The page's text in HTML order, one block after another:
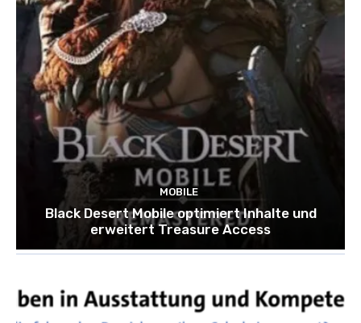
MOBILE
Black Desert Mobile optimiert Inhalte und
erweitert Treasure Access